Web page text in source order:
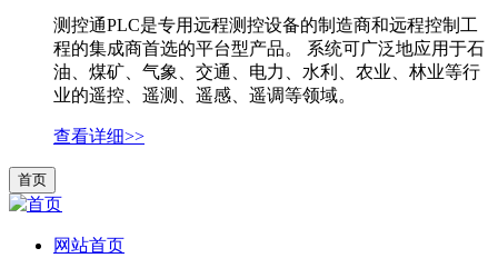
测控通PLC是专用远程测控设备的制造商和远程控制工
程的集成商首选的平台型产品。 系统可广泛地应用于石
油、煤矿、气象、交通、电力、水利、农业、林业等行
业的遥控、遥测、遥感、遥调等领域。
查看详细>>
首页
网站首页